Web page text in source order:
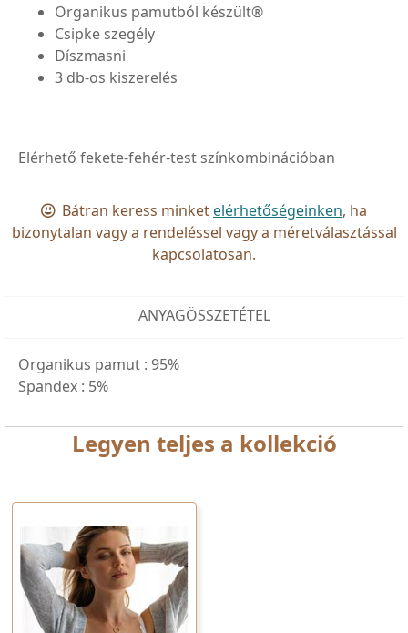
Organikus pamutból készült®
Csipke szegély
Díszmasni
3 db-os kiszerelés
Elérhető fekete-fehér-test színkombinációban
Bátran keress minketelérhetőségeinken, ha
bizonytalan vagy a rendeléssel vagy a méretválasztással
kapcsolatosan.
ANYAGÖSSZETÉTEL
Organikus pamut : 95%
Spandex : 5%
Legyen teljes a kollekció